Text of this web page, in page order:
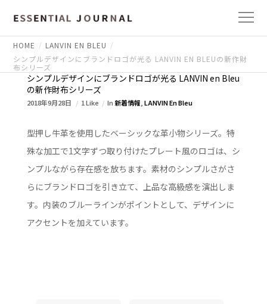
HOME
LANVIN EN BLEU
シンプルデザインにブランドロゴが光る LANVIN EN BLEUの新作財
布シリーズ
シンプルデザインにブランドロゴが光る LANVIN en Bleu
の新作財布シリーズ
2018年9月28日 1 Like In新着情報 LANVIN En Bleu
型押し牛革を使用したベーシックな革小物シリーズ。特
殊な加工で1文字ずつ取り付けたプレート風のロゴは、シ
ンプルながら存在感を放ちます。素材のシンプルさがさ
らにブランドロゴを引き立て、上品な高級感を演出しま
す。内装のブルーラインがポイントとして、デザインに
アクセントを加えています。